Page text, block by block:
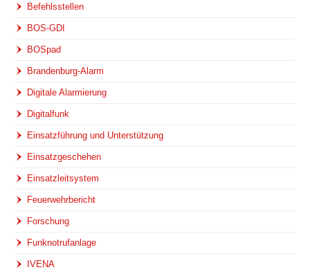
Befehlsstellen
BOS-GDI
BOSpad
Brandenburg-Alarm
Digitale Alarmierung
Digitalfunk
Einsatzführung und Unterstützung
Einsatzgeschehen
Einsatzleitsystem
Feuerwehrbericht
Forschung
Funknotrufanlage
IVENA